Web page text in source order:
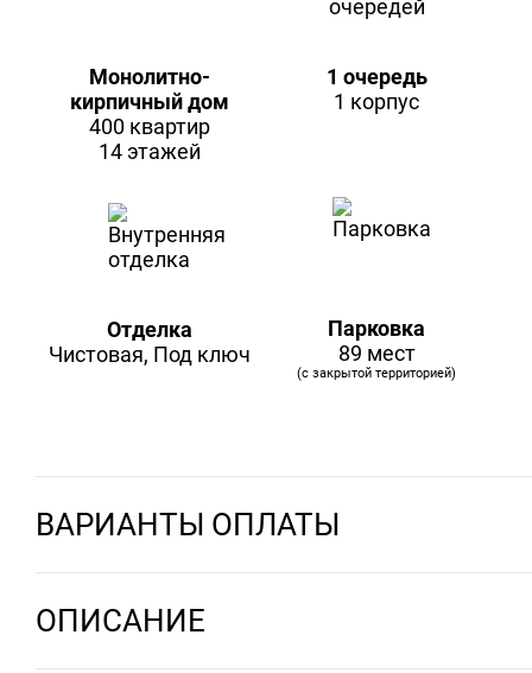
Монолитно-
кирпичный дом
400 квартир
14 этажей
1 очередь
1 корпус
Отделка
Чистовая, Под ключ
Парковка
89 мест
(с закрытой территорией)
ВАРИАНТЫ ОПЛАТЫ
ОПИСАНИЕ